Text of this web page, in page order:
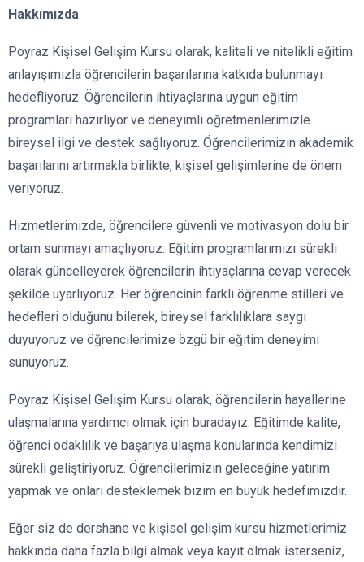
Hakkımızda
Poyraz Kişisel Gelişim Kursu olarak, kaliteli ve nitelikli eğitim
anlayışımızla öğrencilerin başarılarına katkıda bulunmayı
hedefliyoruz. Öğrencilerin ihtiyaçlarına uygun eğitim
programları hazırlıyor ve deneyimli öğretmenlerimizle
bireysel ilgi ve destek sağlıyoruz. Öğrencilerimizin akademik
başarılarını artırmakla birlikte, kişisel gelişimlerine de önem
veriyoruz.
Hizmetlerimizde, öğrencilere güvenli ve motivasyon dolu bir
ortam sunmayı amaçlıyoruz. Eğitim programlarımızı sürekli
olarak güncelleyerek öğrencilerin ihtiyaçlarına cevap verecek
şekilde uyarlıyoruz. Her öğrencinin farklı öğrenme stilleri ve
hedefleri olduğunu bilerek, bireysel farklılıklara saygı
duyuyoruz ve öğrencilerimize özgü bir eğitim deneyimi
sunuyoruz.
Poyraz Kişisel Gelişim Kursu olarak, öğrencilerin hayallerine
ulaşmalarına yardımcı olmak için buradayız. Eğitimde kalite,
öğrenci odaklılık ve başarıya ulaşma konularında kendimizi
sürekli geliştiriyoruz. Öğrencilerimizin geleceğine yatırım
yapmak ve onları desteklemek bizim en büyük hedefimizdir.
Eğer siz de dershane ve kişisel gelişim kursu hizmetlerimiz
hakkında daha fazla bilgi almak veya kayıt olmak isterseniz,